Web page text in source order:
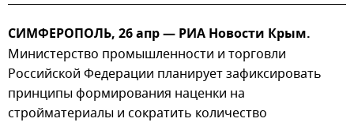
СИМФЕРОПОЛЬ, 26 апр — РИА Новости Крым.
Министерство промышленности и торговли
Российской Федерации планирует зафиксировать
принципы формирования наценки на
стройматериалы и сократить количество